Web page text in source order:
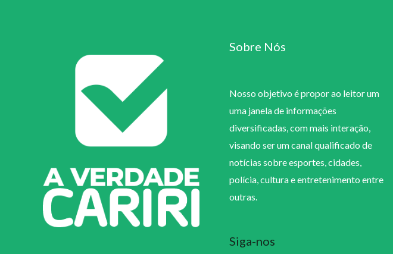
Sobre Nós
Nosso objetivo é propor ao leitor um
uma janela de informações
diversificadas, com mais interação,
visando ser um canal qualificado de
notícias sobre esportes, cidades,
polícia, cultura e entretenimento entre
outras.
Siga-nos